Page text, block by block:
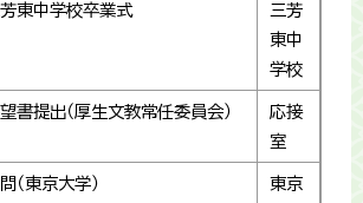
東中学校卒業式
三芳
東中
学校
書提出（厚生文教常任委員会）
応接
室
（東京大学）
東京